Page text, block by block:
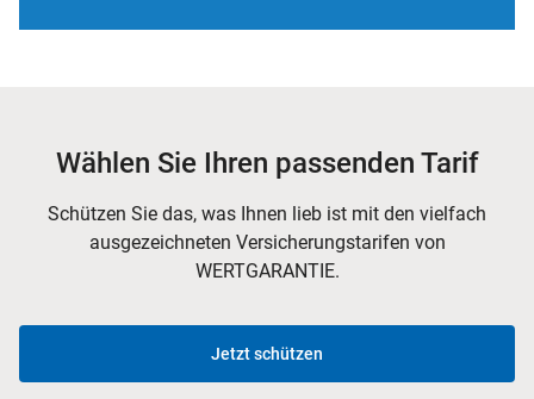
Wählen Sie Ihren passenden Tarif
Schützen Sie das, was Ihnen lieb ist mit den vielfach
ausgezeichneten Versicherungstarifen von
WERTGARANTIE.
Jetzt schützen